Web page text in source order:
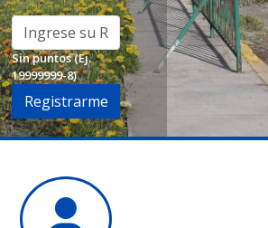
Sin puntos (Ej.
19999999-8)
Registrarme